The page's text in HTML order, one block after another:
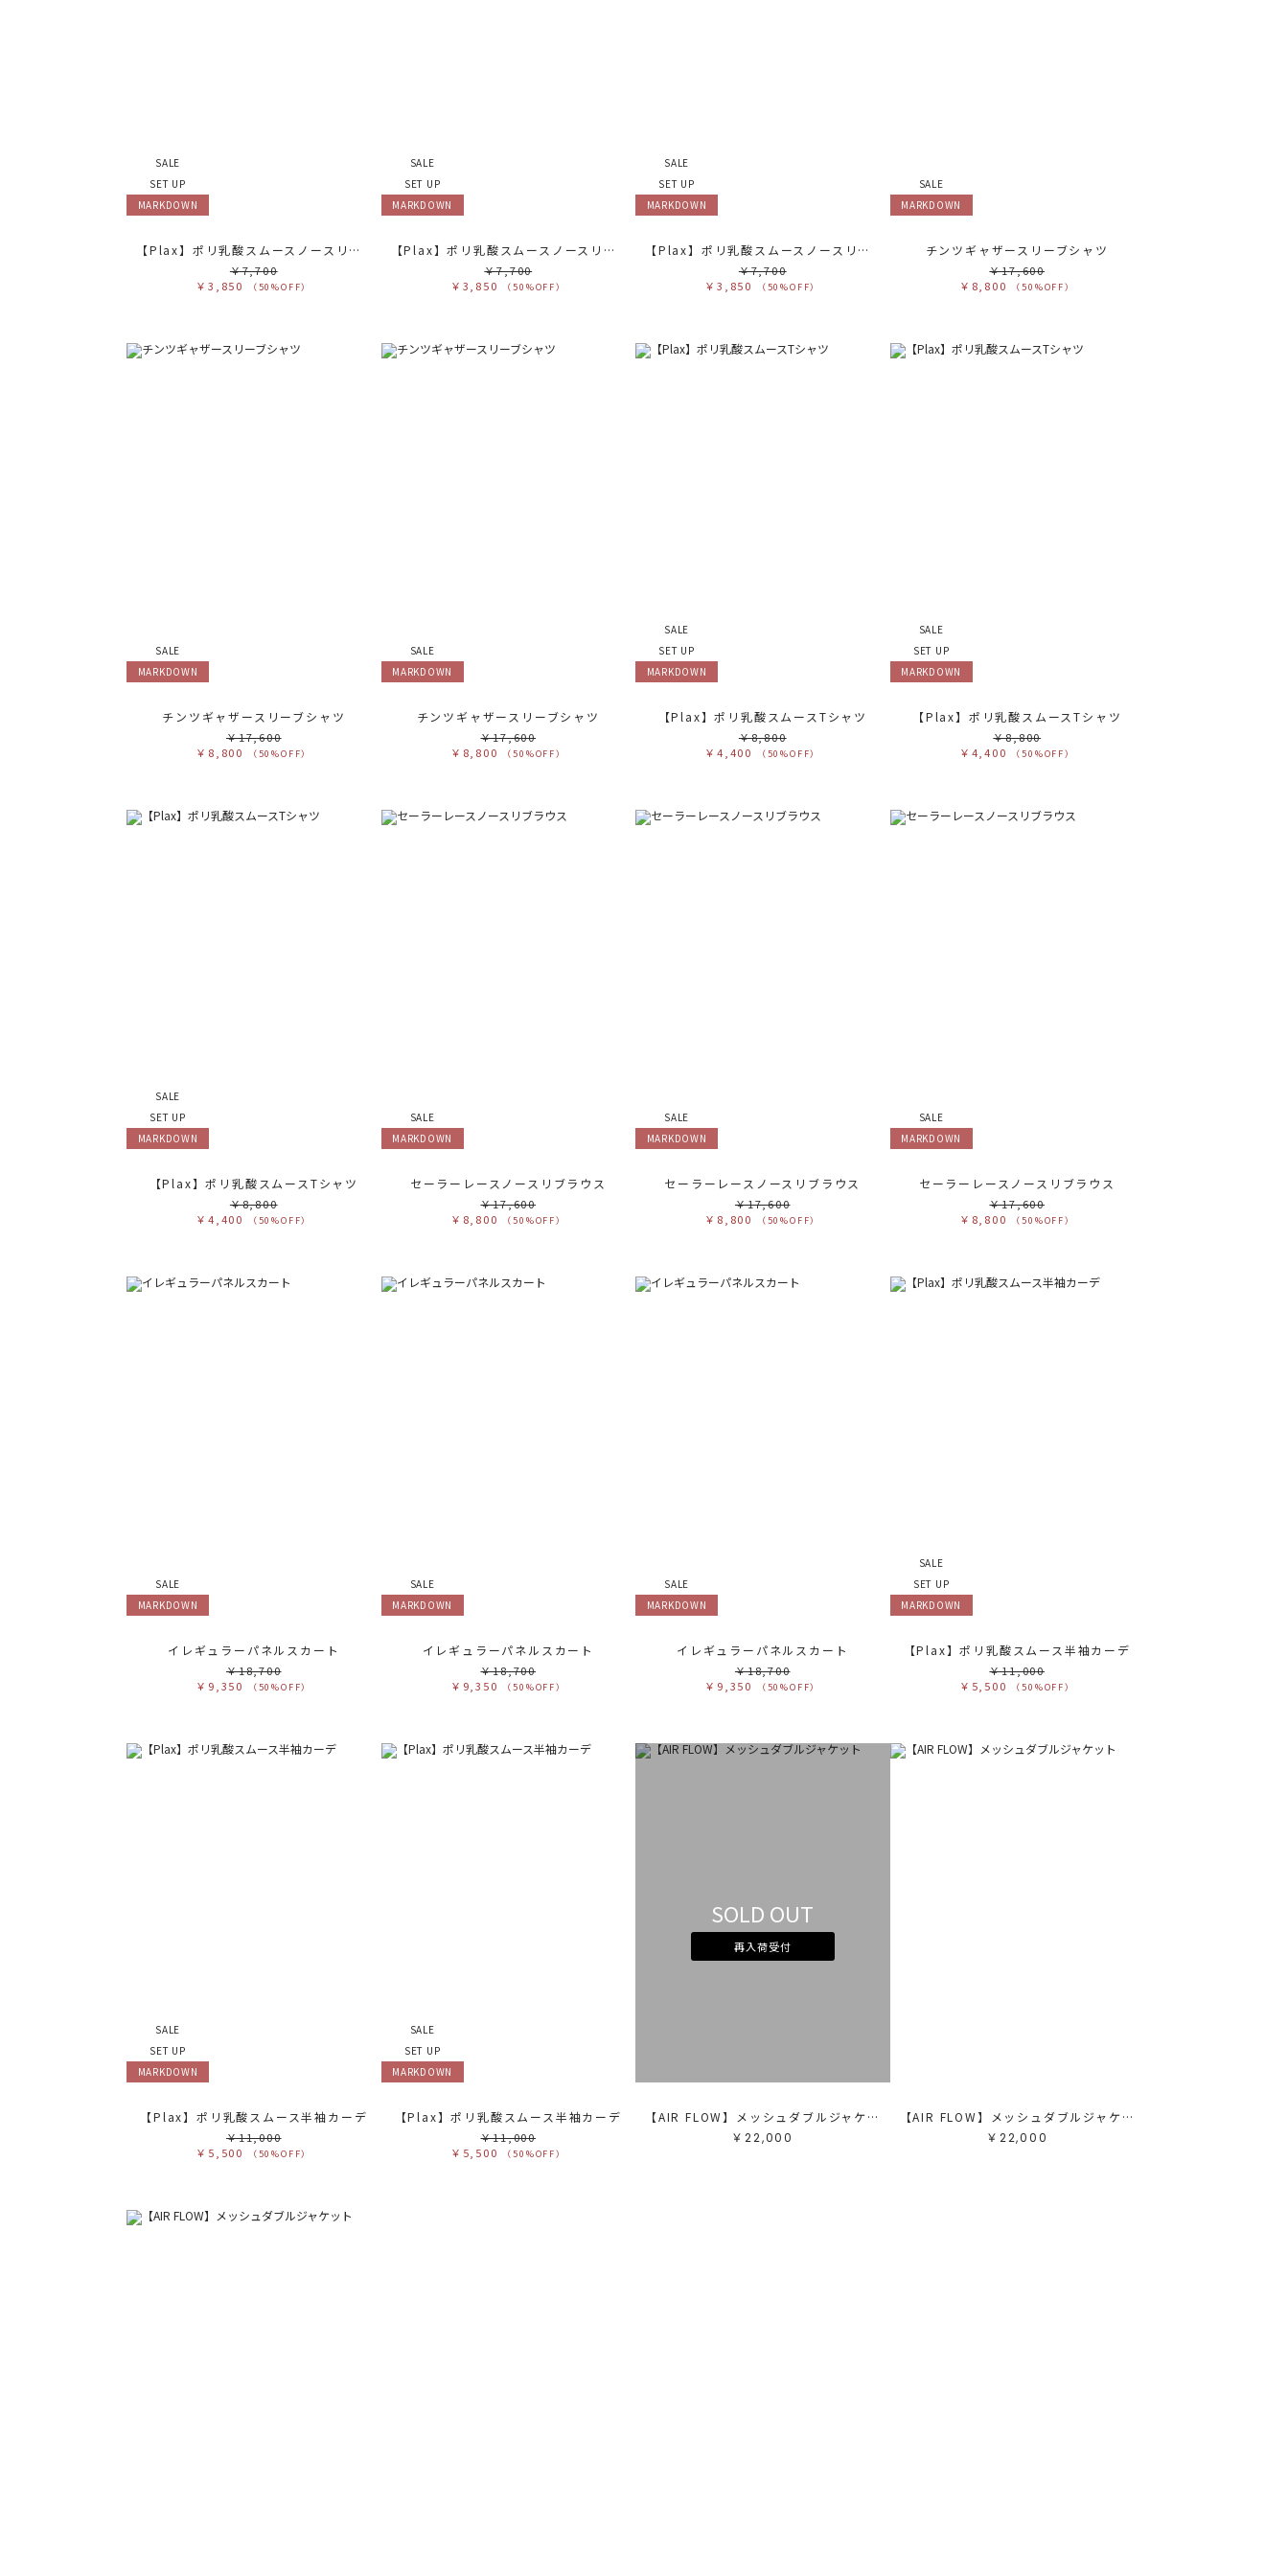
グリーン
ブルー
パープル
レッド
リセット
SALE
SET UP
MARKDOWN
【Plax】ポリ乳酸スムースノースリカットソー
￥7,700
￥3,850
（50%OFF）
SALE
SET UP
MARKDOWN
【Plax】ポリ乳酸スムースノースリカットソー
￥7,700
￥3,850
（50%OFF）
SALE
SET UP
MARKDOWN
【Plax】ポリ乳酸スムースノースリカットソー
￥7,700
￥3,850
（50%OFF）
SALE
MARKDOWN
チンツギャザースリーブシャツ
￥17,600
￥8,800
（50%OFF）
SALE
MARKDOWN
チンツギャザースリーブシャツ
￥17,600
￥8,800
（50%OFF）
SALE
MARKDOWN
チンツギャザースリーブシャツ
￥17,600
￥8,800
（50%OFF）
SALE
SET UP
MARKDOWN
【Plax】ポリ乳酸スムースTシャツ
￥8,800
￥4,400
（50%OFF）
SALE
SET UP
MARKDOWN
【Plax】ポリ乳酸スムースTシャツ
￥8,800
￥4,400
（50%OFF）
SALE
SET UP
MARKDOWN
【Plax】ポリ乳酸スムースTシャツ
￥8,800
￥4,400
（50%OFF）
SALE
MARKDOWN
セーラーレースノースリブラウス
￥17,600
￥8,800
（50%OFF）
SALE
MARKDOWN
セーラーレースノースリブラウス
￥17,600
￥8,800
（50%OFF）
SALE
MARKDOWN
セーラーレースノースリブラウス
￥17,600
￥8,800
（50%OFF）
SALE
MARKDOWN
イレギュラーパネルスカート
￥18,700
￥9,350
（50%OFF）
SALE
MARKDOWN
イレギュラーパネルスカート
￥18,700
￥9,350
（50%OFF）
SALE
MARKDOWN
イレギュラーパネルスカート
￥18,700
￥9,350
（50%OFF）
SALE
SET UP
MARKDOWN
【Plax】ポリ乳酸スムース半袖カーデ
￥11,000
￥5,500
（50%OFF）
SALE
SET UP
MARKDOWN
【Plax】ポリ乳酸スムース半袖カーデ
￥11,000
￥5,500
（50%OFF）
SALE
SET UP
MARKDOWN
【Plax】ポリ乳酸スムース半袖カーデ
￥11,000
￥5,500
（50%OFF）
SOLD OUT
再入荷受付
【AIR FLOW】メッシュダブルジャケット
￥22,000
【AIR FLOW】メッシュダブルジャケット
￥22,000